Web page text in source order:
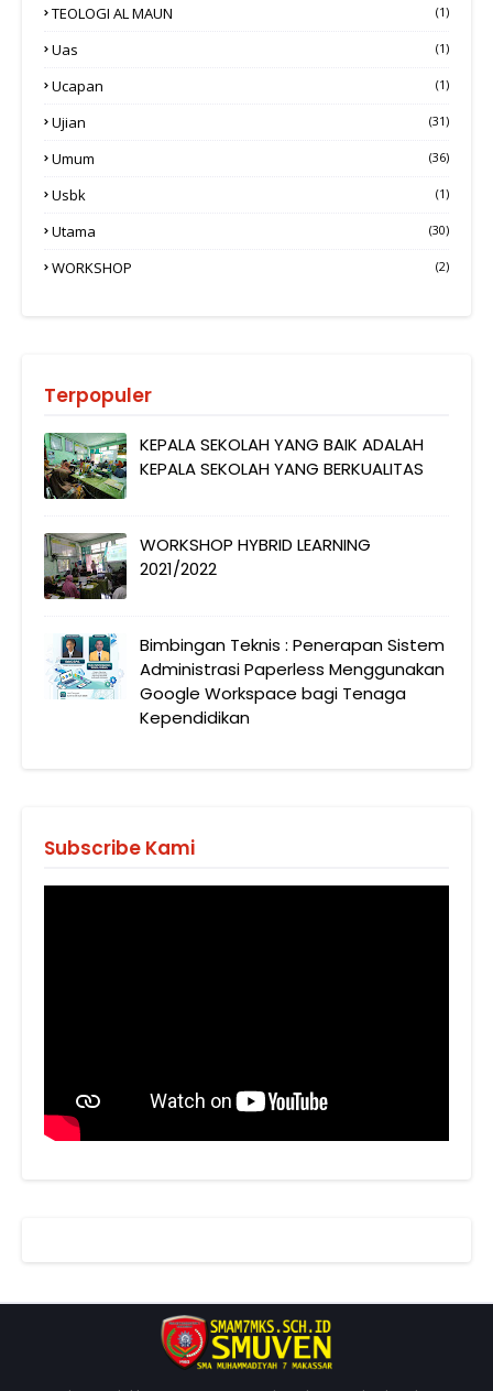
TEOLOGI AL MAUN (1)
Uas (1)
Ucapan (1)
Ujian (31)
Umum (36)
Usbk (1)
Utama (30)
WORKSHOP (2)
Terpopuler
KEPALA SEKOLAH YANG BAIK ADALAH
KEPALA SEKOLAH YANG BERKUALITAS
WORKSHOP HYBRID LEARNING
2021/2022
Bimbingan Teknis : Penerapan Sistem
Administrasi Paperless Menggunakan
Google Workspace bagi Tenaga
Kependidikan
Subscribe Kami